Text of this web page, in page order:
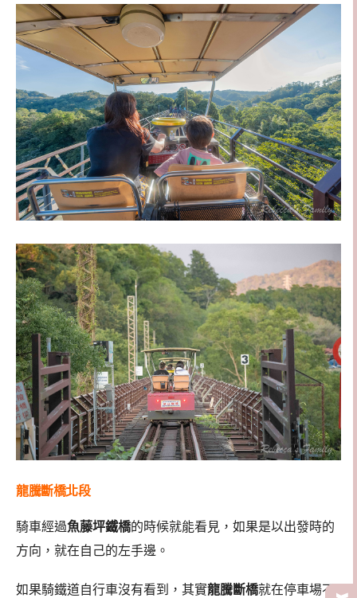
龍騰斷橋北段
騎車經過魚藤坪鐵橋的時候就能看見，如果是以出發時的
方向，就在自己的左手邊。
如果騎鐵道自行車沒有看到，其實龍騰斷橋就在停車場不